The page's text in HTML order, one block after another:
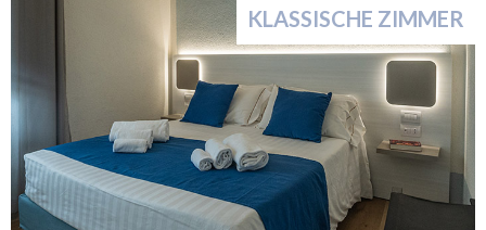
KLASSISCHE ZIMMER